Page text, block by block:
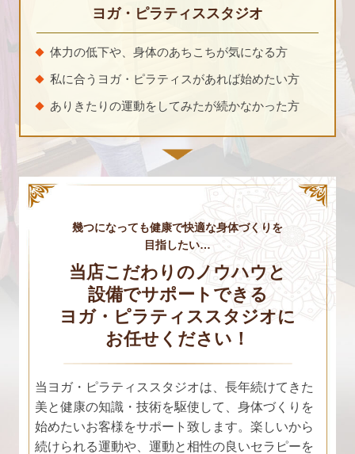
ヨガ・ピラティススタジオ
体力の低下や、身体のあちこちが気になる方
私に合うヨガ・ピラティスがあれば始めたい方
ありきたりの運動をしてみたが続かなかった方
幾つになっても健康で快適な身体づくりを
目指したい…
当店こだわりのノウハウと
設備でサポートできる
ヨガ・ピラティススタジオに
お任せください！
当ヨガ・ピラティススタジオは、長年続けてきた
美と健康の知識・技術を駆使して、身体づくりを
始めたいお客様をサポート致します。楽しいから
続けられる運動や、運動と相性の良いセラピーを